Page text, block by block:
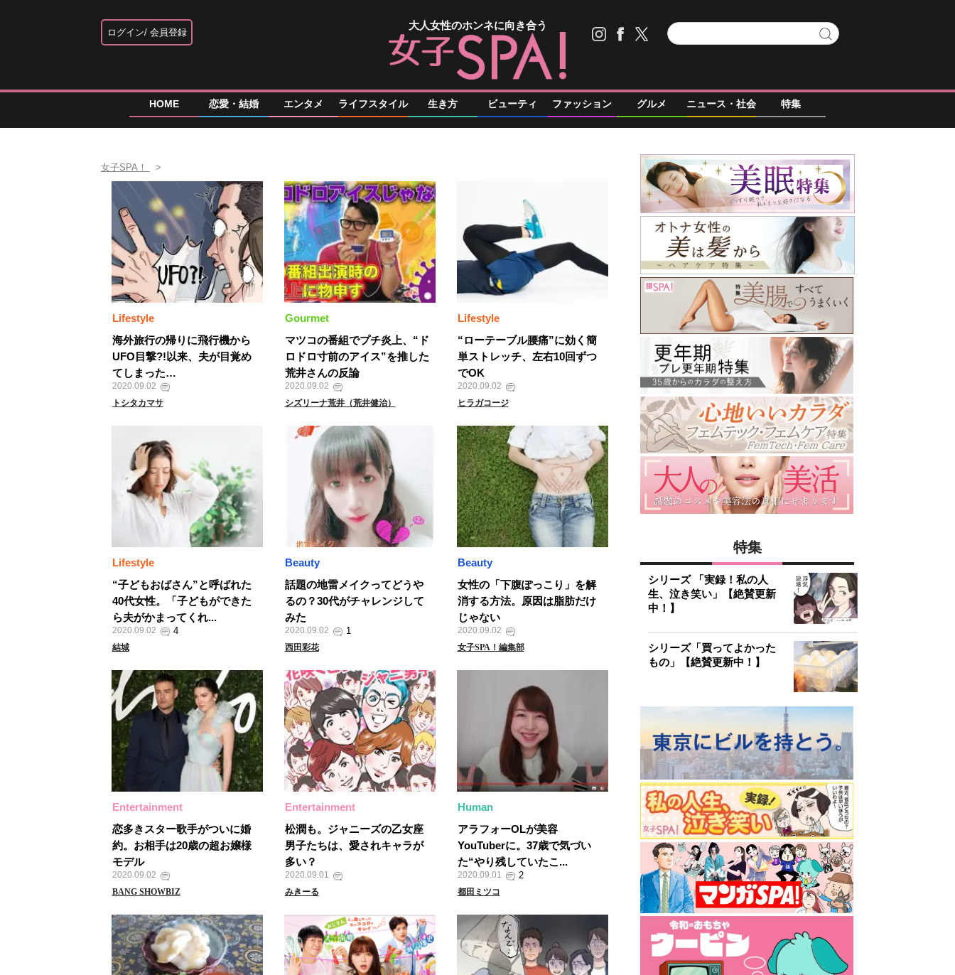
ログイン 会員登録
大人女性のホンネに向き合う
HOME 恋愛・結婚 エンタメ ライフスタイル 生き方 ビューティ ファッション グルメ ニュース・社会 特集
女子SPA！
Lifestyle
海外旅行の帰りに飛行機から
UFO目撃?!以来、夫が目覚め
てしまった…
2020.09.02
トシタカマサ
Gourmet
マツコの番組でプチ炎上、“ド
ロドロ寸前のアイス”を推した
荒井さんの反論
2020.09.02
シズリーナ荒井（荒井健治）
Lifestyle
“ローテーブル腰痛”に効く簡
単ストレッチ、左右10回ずつ
でOK
2020.09.02
ヒラガコージ
Lifestyle
“子どもおばさん”と呼ばれた
40代女性。「子どもができた
ら夫がかまってくれ...
2020.09.02
結城
Beauty
話題の地雷メイクってどうや
るの？30代がチャレンジして
みた
2020.09.02
西田彩花
Beauty
女性の「下腹ぽっこり」を解
消する方法。原因は脂肪だけ
じゃない
2020.09.02
女子SPA！編集部
Entertainment
恋多きスター歌手がついに婚
約。お相手は20歳の超お嬢様
モデル
2020.09.02
BANG SHOWBIZ
Entertainment
松潤も。ジャニーズの乙女座
男子たちは、愛されキャラが
多い？
2020.09.01
みきーる
Human
アラフォーOLが美容
YouTuberに。37歳で気づい
た“やり残していたこ...
2020.09.01
都田ミツコ
特集
シリーズ 「実録！私の人
生、泣き笑い」【絶賛更新
中！】
シリーズ「買ってよかった
もの」【絶賛更新中！】